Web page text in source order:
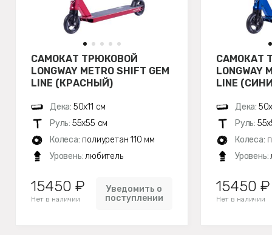
САМОКАТ ТРЮКОВОЙ
LONGWAY METRO SHIFT GEM
LINE (КРАСНЫЙ)
Дека: 50х11 см
Руль: 55х55 см
Колеса: полиуретан 110 мм
Уровень:любитель
15450 ₽
Нет в наличии
Уведомить о
поступлении
САМОКАТ
LONGWAY
LINE
Дека:
Руль:
Колеса:
Уровень:
15450 ₽
Нет в наличии